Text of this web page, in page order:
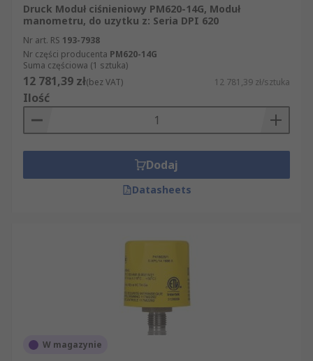
Druck Moduł ciśnieniowy PM620-14G, Moduł
manometru, do uzytku z: Seria DPI 620
Nr art. RS 193-7938
Nr części producenta PM620-14G
Suma częściowa (1 sztuka)
12 781,39 zł(bez VAT) 12 781,39 zł/sztuka
Ilość
Dodaj
Datasheets
W magazynie